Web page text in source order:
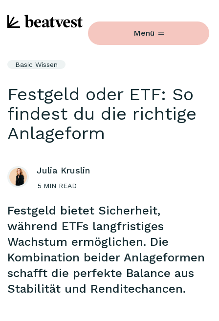
Menü
Basic Wissen
Festgeld oder ETF: So
findest du die richtige
Anlageform
Julia Kruslin
5 MIN READ
Festgeld bietet Sicherheit,
während ETFs langfristiges
Wachstum ermöglichen. Die
Kombination beider Anlageformen
schafft die perfekte Balance aus
Stabilität und Renditechancen.